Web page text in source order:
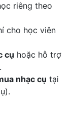
riêng theo
cho học viên
cụ hoặc hỗ trợ
nhạc cụ tại